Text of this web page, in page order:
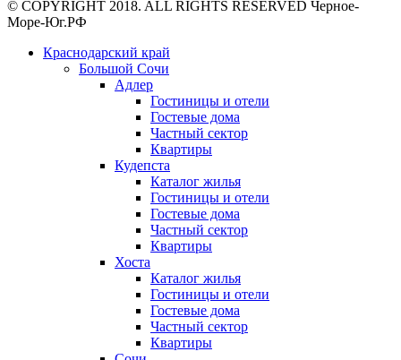
© COPYRIGHT 2018. ALL RIGHTS RESERVED Черное-
Море-Юг.РФ
Краснодарский край
Большой Сочи
Адлер
Гостиницы и отели
Гостевые дома
Частный сектор
Квартиры
Кудепста
Каталог жилья
Гостиницы и отели
Гостевые дома
Частный сектор
Квартиры
Хоста
Каталог жилья
Гостиницы и отели
Гостевые дома
Частный сектор
Квартиры